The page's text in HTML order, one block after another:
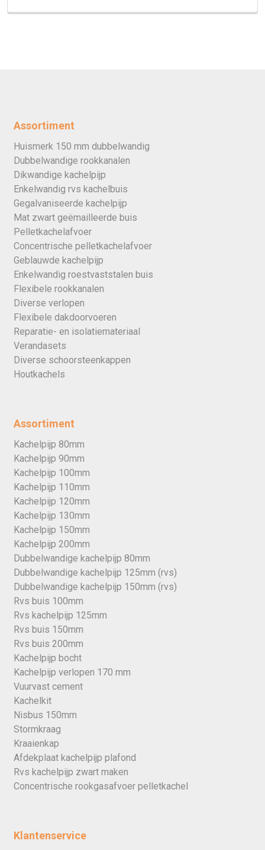
Assortiment
Huismerk 150 mm dubbelwandig
Dubbelwandige rookkanalen
Dikwandige kachelpijp
Enkelwandig rvs kachelbuis
Gegalvaniseerde kachelpijp
Mat zwart geëmailleerde buis
Pelletkachelafvoer
Concentrische pelletkachelafvoer
Geblauwde kachelpijp
Enkelwandig roestvaststalen buis
Flexibele rookkanalen
Diverse verlopen
Flexibele dakdoorvoeren
Reparatie- en isolatiemateriaal
Verandasets
Diverse schoorsteenkappen
Houtkachels
Assortiment
Kachelpijp 80mm
Kachelpijp 90mm
Kachelpijp 100mm
Kachelpijp 110mm
Kachelpijp 120mm
Kachelpijp 130mm
Kachelpijp 150mm
Kachelpijp 200mm
Dubbelwandige kachelpijp 80mm
Dubbelwandige kachelpijp 125mm (rvs)
Dubbelwandige kachelpijp 150mm (rvs)
Rvs buis 100mm
Rvs kachelpijp 125mm
Rvs buis 150mm
Rvs buis 200mm
Kachelpijp bocht
Kachelpijp verlopen 170 mm
Vuurvast cement
Kachelkit
Nisbus 150mm
Stormkraag
Kraaienkap
Afdekplaat kachelpijp plafond
Rvs kachelpijp zwart maken
Concentrische rookgasafvoer pelletkachel
Klantenservice